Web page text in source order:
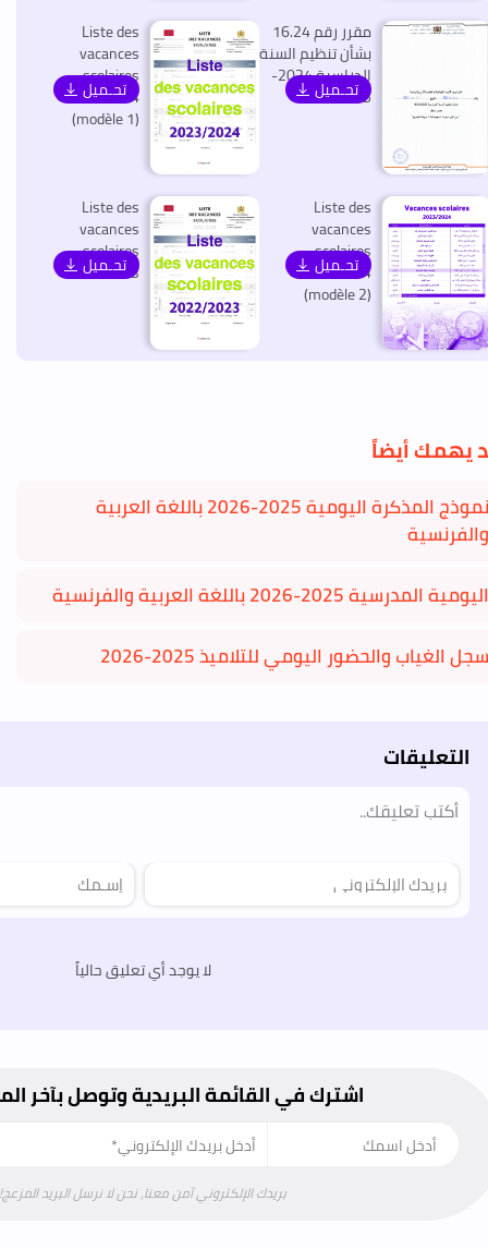
تحـميل
مقرر رقم 16.24
بشأن تنظيم السنة
الدراسية 2024-
2025 تحـميل
Liste des
vacances
scolaires
2023-2024
(modèle 1)
تحـميل
Liste des
vacances
scolaires
2023-2024
(modèle 2)
تحـميل
Liste des
vacances
scolaires
2022-2023
يهمك أيضاً
نموذج المذكرة اليومية 2025-2026 باللغة العربية
والفرنسية
اليومية المدرسية 2025-2026 باللغة العربية والفرنسية
سجل الغياب والحضور اليومي للتلاميذ 2025-2026
التعليقات
لا يوجد أي تعليق حالياً
اشترك في القائمة البريدية وتوصل بآخر
بريدك الإلكتروني آمن معنا، نحن لا نرسل البريد المزعج!